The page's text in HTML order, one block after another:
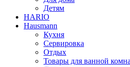
Детям
HARIO
Hausmann
Кухня
Сервировка
Отдых
Товары для ванной